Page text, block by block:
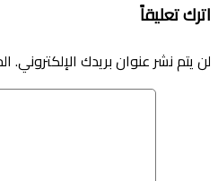
اترك تعليقاً
لن يتم نشر عنوان بريدك الإلكتروني.